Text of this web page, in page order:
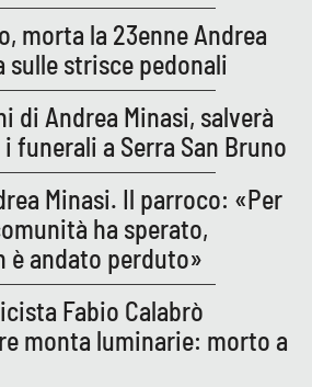
morta la 23enne Andrea
sulle strisce pedonali
di Andrea Minasi, salverà
funerali a Serra San Bruno
Minasi. Il parroco: «Per
ha sperato,
è andato perduto»
Fabio Calabrò
monta luminarie: morto a